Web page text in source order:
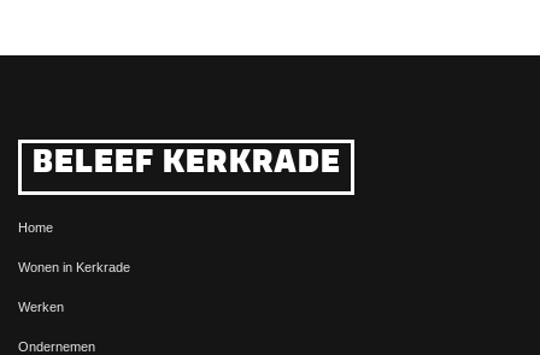
BELEEF KERKRADE
Home
Wonen in Kerkrade
Werken
Ondernemen